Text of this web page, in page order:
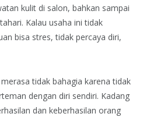
kulit di salon, bahkan sampai
Kalau usaha ini tidak
bisa stres, tidak percaya diri,
tidak bahagia karena tidak
dengan diri sendiri. Kadang
dan keberhasilan orang